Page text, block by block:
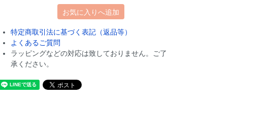
お気に入りへ追加
特定商取引法に基づく表記（返品等）
よくあるご質問
ラッピングなどの対応は致しておりません。ご了
承ください。